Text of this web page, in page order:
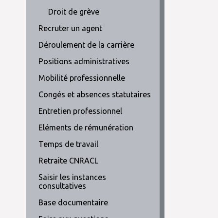
Droit de grève
Recruter un agent
Déroulement de la carrière
Positions administratives
Mobilité professionnelle
Congés et absences statutaires
Entretien professionnel
Eléments de rémunération
Temps de travail
Retraite CNRACL
Saisir les instances
consultatives
Base documentaire